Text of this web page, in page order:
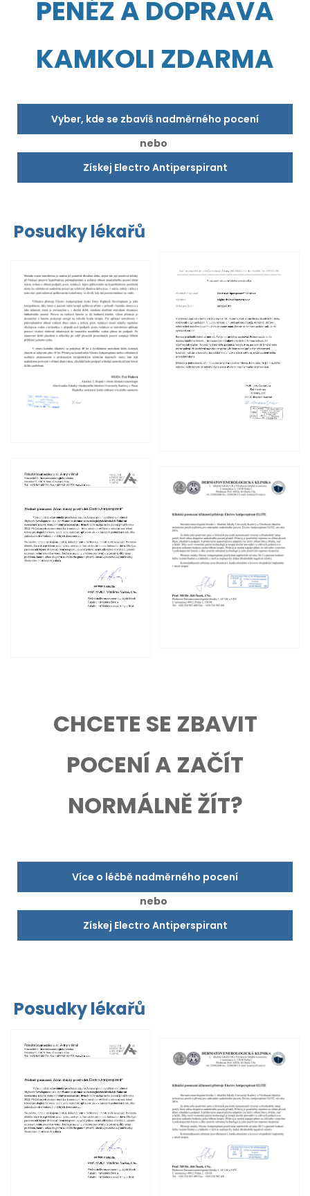
PENĚZ A DOPRAVA
KAMKOLI ZDARMA
Vyber, kde se zbavíš nadměrného pocení
nebo
Získej Electro Antiperspirant
Posudky lékařů
CHCETE SE ZBAVIT
POCENÍ A ZAČÍT
NORMÁLNĚ ŽÍT?
Více o léčbě nadměrného pocení
nebo
Získej Electro Antiperspirant
Posudky lékařů